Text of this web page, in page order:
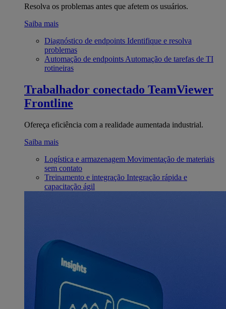
Resolva os problemas antes que afetem os usuários.
Saiba mais
Diagnóstico de endpoints Identifique e resolva
problemas
Automação de endpoints Automação de tarefas de TI
rotineiras
Trabalhador conectado TeamViewer
Frontline
Ofereça eficiência com a realidade aumentada industrial.
Saiba mais
Logística e armazenagem Movimentação de materiais
sem contato
Treinamento e integração Integração rápida e
capacitação ágil